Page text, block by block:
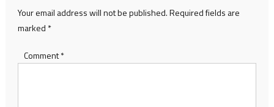
Your email address will not be published.Required fields are
marked *
Comment*